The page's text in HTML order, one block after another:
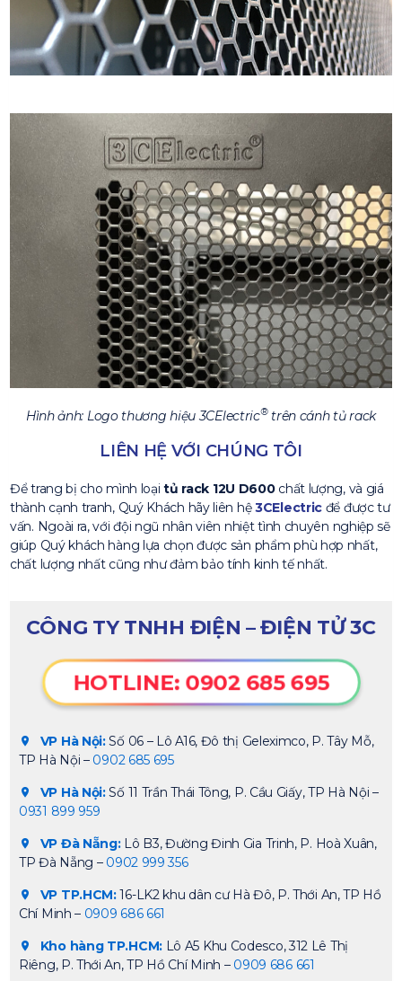
Hình ảnh: Logo thương hiệu 3CElectric®trên cánh tủ rack
LIÊN HỆ VỚI CHÚNG TÔI
Để trang bị cho mình loạitủ rack 12U D600chất lượng, và giá
thành cạnh tranh, Quý Khách hãy liên hệ3CElectric để được tư
vấn. Ngoài ra, với đội ngũ nhân viên nhiệt tình chuyên nghiệp sẽ
giúp Quý khách hàng lựa chọn được sản phẩm phù hợp nhất,
chất lượng nhất cũng như đảm bảo tính kinh tế nhất.
CÔNG TY TNHH ĐIỆN – ĐIỆN TỬ 3C
HOTLINE: 0902 685 695
VP Hà Nội:Số 06 – Lô A16, Đô thị Geleximco, P. Tây Mỗ,
TP Hà Nội – 0902 685 695
VP Hà Nội:Số 11 Trần Thái Tông, P. Cầu Giấy, TP Hà Nội –
0931 899 959
VP Đà Nẵng:Lô B3, Đường Đinh Gia Trinh, P. Hoà Xuân,
TP Đà Nẵng – 0902 999 356
VP TP.HCM:16-LK2 khu dân cư Hà Đô, P. Thới An, TP Hồ
Chí Minh – 0909 686 661
Kho hàng TP.HCM:Lô A5 Khu Codesco, 312 Lê Thị
Riêng, P. Thới An, TP Hồ Chí Minh – 0909 686 661